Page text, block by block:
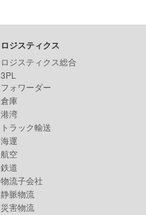
ロジスティクス
ロジスティクス総合
3PL
フォワーダー
倉庫
港湾
トラック輸送
海運
航空
鉄道
物流子会社
静脈物流
災害物流